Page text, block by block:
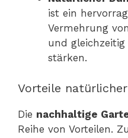
ist ein
Vermehrung
und
stärken.
Vorteile
Die nachhaltige
Reihe von Vorteilen.